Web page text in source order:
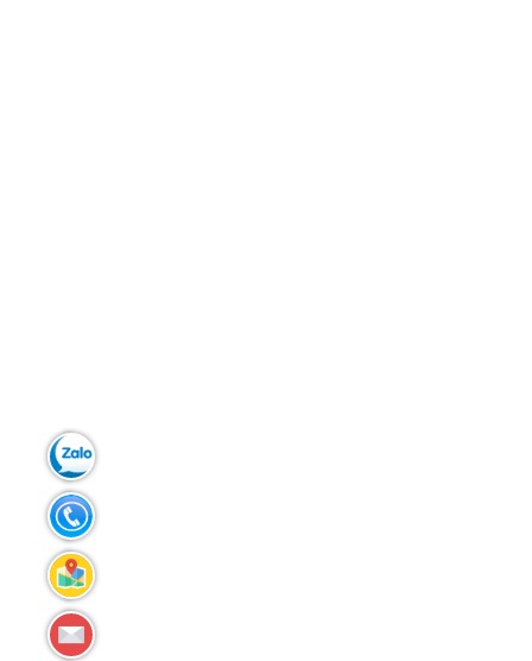
Zalo:
Tel:
Liên
hệ